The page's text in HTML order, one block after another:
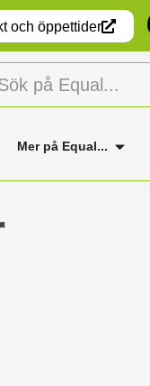
och öppettider
Mer på Equal...